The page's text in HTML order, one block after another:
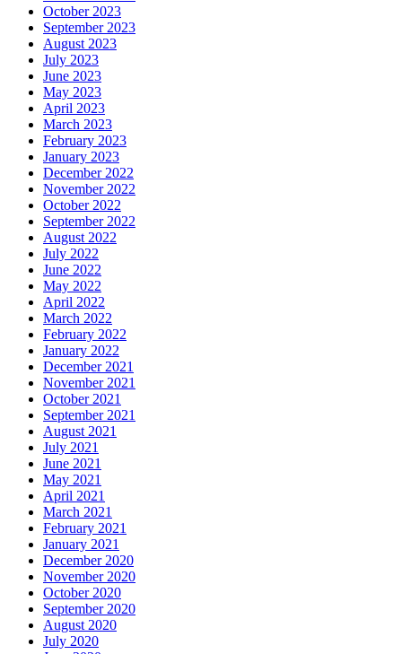
October 2023
September 2023
August 2023
July 2023
June 2023
May 2023
April 2023
March 2023
February 2023
January 2023
December 2022
November 2022
October 2022
September 2022
August 2022
July 2022
June 2022
May 2022
April 2022
March 2022
February 2022
January 2022
December 2021
November 2021
October 2021
September 2021
August 2021
July 2021
June 2021
May 2021
April 2021
March 2021
February 2021
January 2021
December 2020
November 2020
October 2020
September 2020
August 2020
July 2020